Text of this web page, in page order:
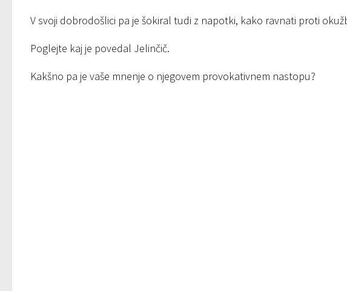
V svoji dobrodošlici pa je šokiral tudi z napotki, kako ravnati proti
Poglejte kaj je povedal Jelinčič.
Kakšno pa je vaše mnenje o njegovem provokativnem nastopu?